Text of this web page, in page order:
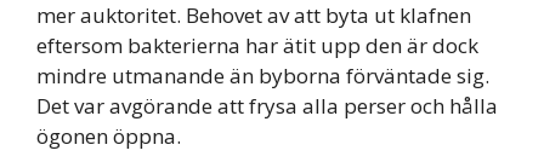
mer auktoritet. Behovet av att byta ut klafnen
eftersom bakterierna har ätit upp den är dock
mindre utmanande än byborna förväntade sig.
Det var avgörande att frysa alla perser och hålla
ögonen öppna.